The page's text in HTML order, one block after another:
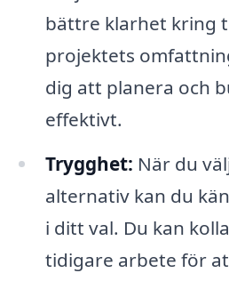
bättre klarhet kring
projektets
dig att planera och
effektivt.
Trygghet: När du
alternativ kan du
i ditt val. Du kan
tidigare arbete för